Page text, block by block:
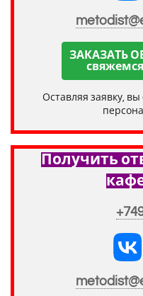
ЗАКАЗАТЬ
Оставляя заявку,
Получить